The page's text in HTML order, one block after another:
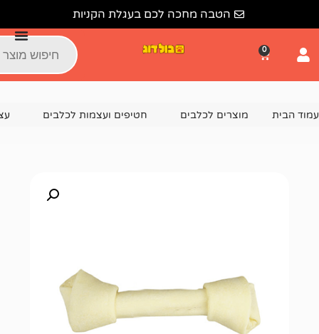
הטבה מחכה לכם בעגלת הקניות
לכלבים חטיפים ועצמות לכלבים עצמות לכלבים